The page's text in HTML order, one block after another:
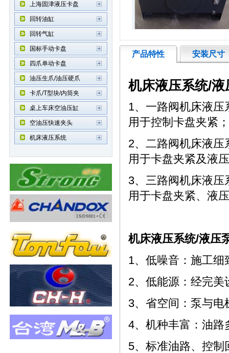
上海固津液压卡盘
回转油缸
回转气缸
国标手动卡盘
四爪单动卡盘
油压生爪/油压硬爪
卡爪/T型块/内筒夹
桌上车床空油压缸
空油压快速夹头
机床液压系统
产品特性 安装尺寸
机床液压系统/液
1、一路阀机床液压
用于控制卡盘夹紧
2、二路阀机床液
用于卡盘夹紧及液
3、三路阀机床液
用于卡盘夹紧、液
机床液压系统/液压
1、低噪音：施工
2、低能源：经完
3、省空间：泵与
4、机种丰富：油
5、标准油路、控